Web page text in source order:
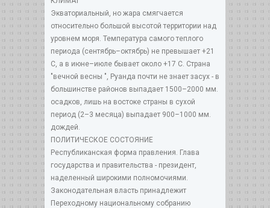
Экваториальный, но жара смягчается
относительно большой высотой территории над
уровнем моря. Температура самого теплого
периода (сентябрь–октябрь) не превышает +21
C, а в июне–июле бывает около +17 C. Страна
"вечной весны ", Руанда почти не знает засух - в
большинстве районов выпадает 1500–2000 мм.
осадков, лишь на востоке страны в сухой
период (2–3 месяца) выпадает 900–1000 мм.
дождей.
ПОЛИТИЧЕСКОЕ СОСТОЯНИЕ
Республиканская форма правления. Глава
государства и правительства - президент,
наделенный широкими полномочиями.
Законодательная власть принадлежит
Переходному национальному собранию